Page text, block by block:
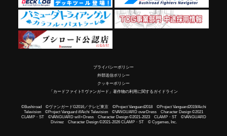
プライバシーポリシー
外部送信ポリシー
クッキーポリシー
「カードファイト!! ヴァンガード」著作物の利用に関するガイドライン
©Bushiroad ©ヴァンガードG2016／テレビ東京 ©Project Vanguard2018 ©Project Vanguard2019/Aichi
Television ©Project Vanguard if/Aichi Television ©VANGUARD overDress Character Design ©2021
CLAMP・ST ©VANGUARD will+Dress Character Design ©2021-2023 CLAMP・ST ©VANGUARD
Divinez Character Design ©2021-2026 CLAMP・ST © Cygames, Inc.